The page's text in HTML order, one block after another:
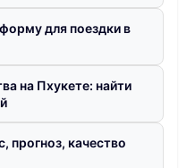
для поездки в
на Пхукете: найти
прогноз, качество